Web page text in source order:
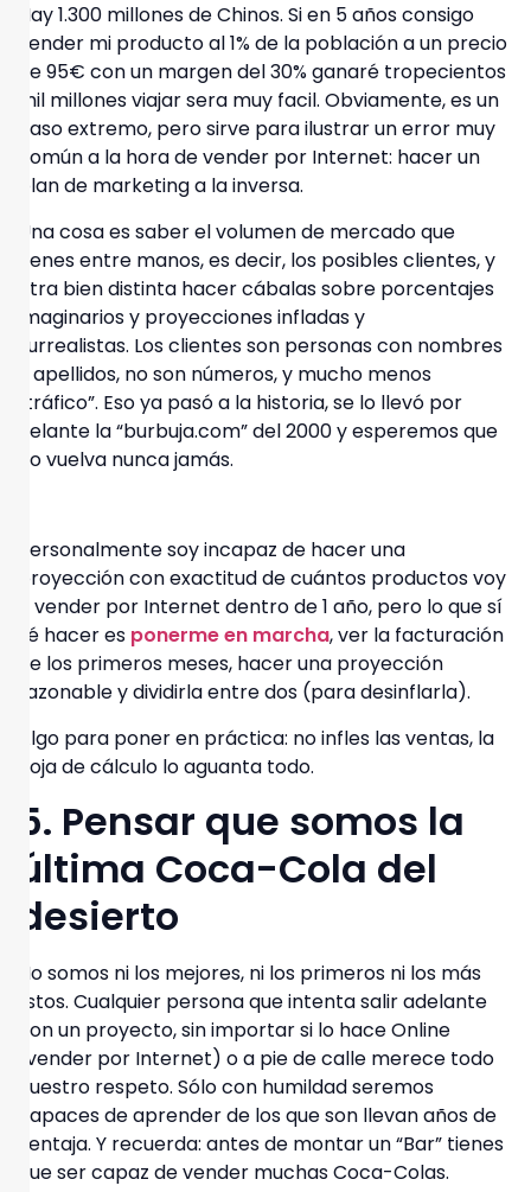
Hay 1.300 millones de Chinos. Si en 5 años consigo
vender mi producto al 1% de la población a un precio
de 95€ con un margen del 30% ganaré tropecientos
mil millones viajar sera muy facil. Obviamente, es un
caso extremo, pero sirve para ilustrar un error muy
común a la hora de vender por Internet: hacer un
plan de marketing a la inversa.
Una cosa es saber el volumen de mercado que
tienes entre manos, es decir, los posibles clientes, y
otra bien distinta hacer cábalas sobre porcentajes
imaginarios y proyecciones infladas y
surrealistas. Los clientes son personas con nombres
y apellidos, no son números, y mucho menos
“tráfico”. Eso ya pasó a la historia, se lo llevó por
delante la “burbuja.com” del 2000 y esperemos que
no vuelva nunca jamás.
Personalmente soy incapaz de hacer una
proyección con exactitud de cuántos productos voy
a vender por Internet dentro de 1 año, pero lo que sí
sé hacer es ponerme en marcha, ver la facturación
de los primeros meses, hacer una proyección
razonable y dividirla entre dos (para desinflarla).
Algo para poner en práctica: no infles las ventas, la
hoja de cálculo lo aguanta todo.
5. Pensar que somos la
última Coca-Cola del
desierto
No somos ni los mejores, ni los primeros ni los más
listos. Cualquier persona que intenta salir adelante
con un proyecto, sin importar si lo hace Online
(vender por Internet) o a pie de calle merece todo
nuestro respeto. Sólo con humildad seremos
capaces de aprender de los que son llevan años de
ventaja. Y recuerda: antes de montar un “Bar” tienes
que ser capaz de vender muchas Coca-Colas.